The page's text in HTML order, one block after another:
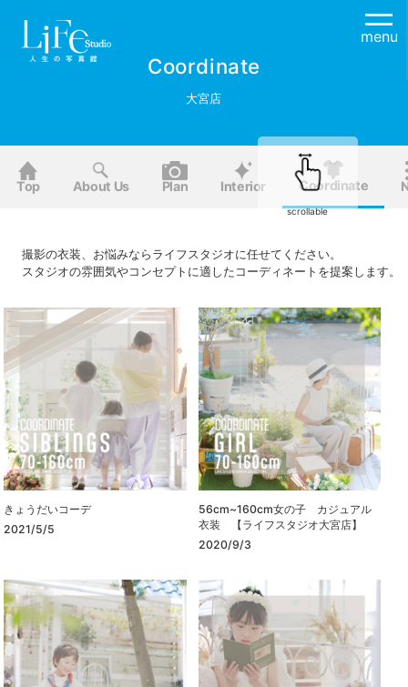
menu
Coordinate
大宮店
Top About Us Plan Interior Coordinate
scrollable
撮影の衣装、お悩みならライフスタジオに任せてください。
スタジオの雰囲気やコンセプトに適したコーディネートを提案します。
きょうだいコーデ
2021/5/5
56cm~160cm女の子 カジュアル
衣装 【ライフスタジオ大宮店】
2020/9/3